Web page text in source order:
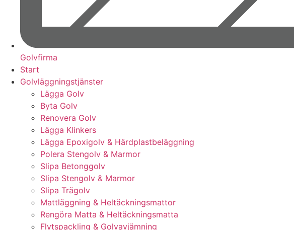
Golvfirma
Start
Golvläggningstjänster
Lägga Golv
Byta Golv
Renovera Golv
Lägga Klinkers
Lägga Epoxigolv & Härdplastbeläggning
Polera Stengolv & Marmor
Slipa Betonggolv
Slipa Stengolv & Marmor
Slipa Trägolv
Mattläggning & Heltäckningsmattor
Rengöra Matta & Heltäckningsmatta
Flytspackling & Golvavjämning